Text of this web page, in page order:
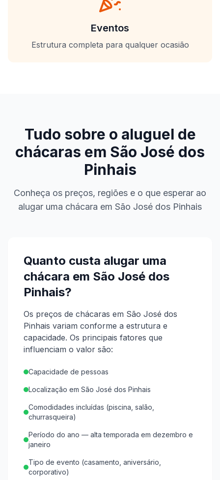
Eventos
Estrutura completa para qualquer ocasião
Tudo sobre o aluguel de
chácaras em São José dos
Pinhais
Conheça os preços, regiões e o que esperar ao
alugar uma chácara em São José dos Pinhais
Quanto custa alugar uma
chácara em São José dos
Pinhais?
Os preços de chácaras em São José dos
Pinhais variam conforme a estrutura e
capacidade. Os principais fatores que
influenciam o valor são:
Capacidade de pessoas
Localização em São José dos Pinhais
Comodidades incluídas (piscina, salão,
churrasqueira)
Período do ano — alta temporada em dezembro e
janeiro
Tipo de evento (casamento, aniversário,
corporativo)